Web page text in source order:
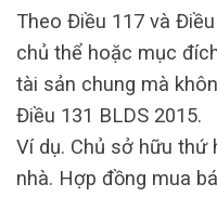
Theo Điều 117 và
chủ thể hoặc mục
tài sản chung mà
Điều 131 BLDS 2015.
Ví dụ. Chủ sở hữu thứ
nhà. Hợp đồng mua